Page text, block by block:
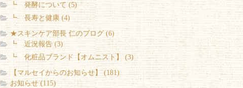
┗ 発酵について (5)
┗ 長寿と健康 (4)
★スキンケア部長 仁のブログ (6)
┗ 近況報告 (3)
┗ 化粧品ブランド【オムニスト】 (3)
【マルセイからのお知らせ】 (181)
お知らせ (115)